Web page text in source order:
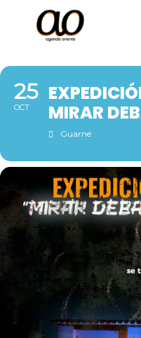
content
25
OCT
MIRAR
Guarne